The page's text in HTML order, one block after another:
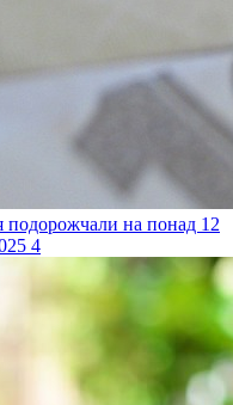
подорожчали на понад 12
4